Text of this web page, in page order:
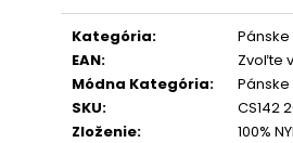
cena:
Kategória:
Pánske
EAN:
Zvoľte
Módna Kategória:
SKU:
CS142
Zloženie:
100%